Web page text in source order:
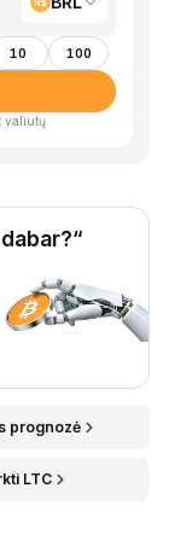
10 100
valiutų
prognozė
LTC